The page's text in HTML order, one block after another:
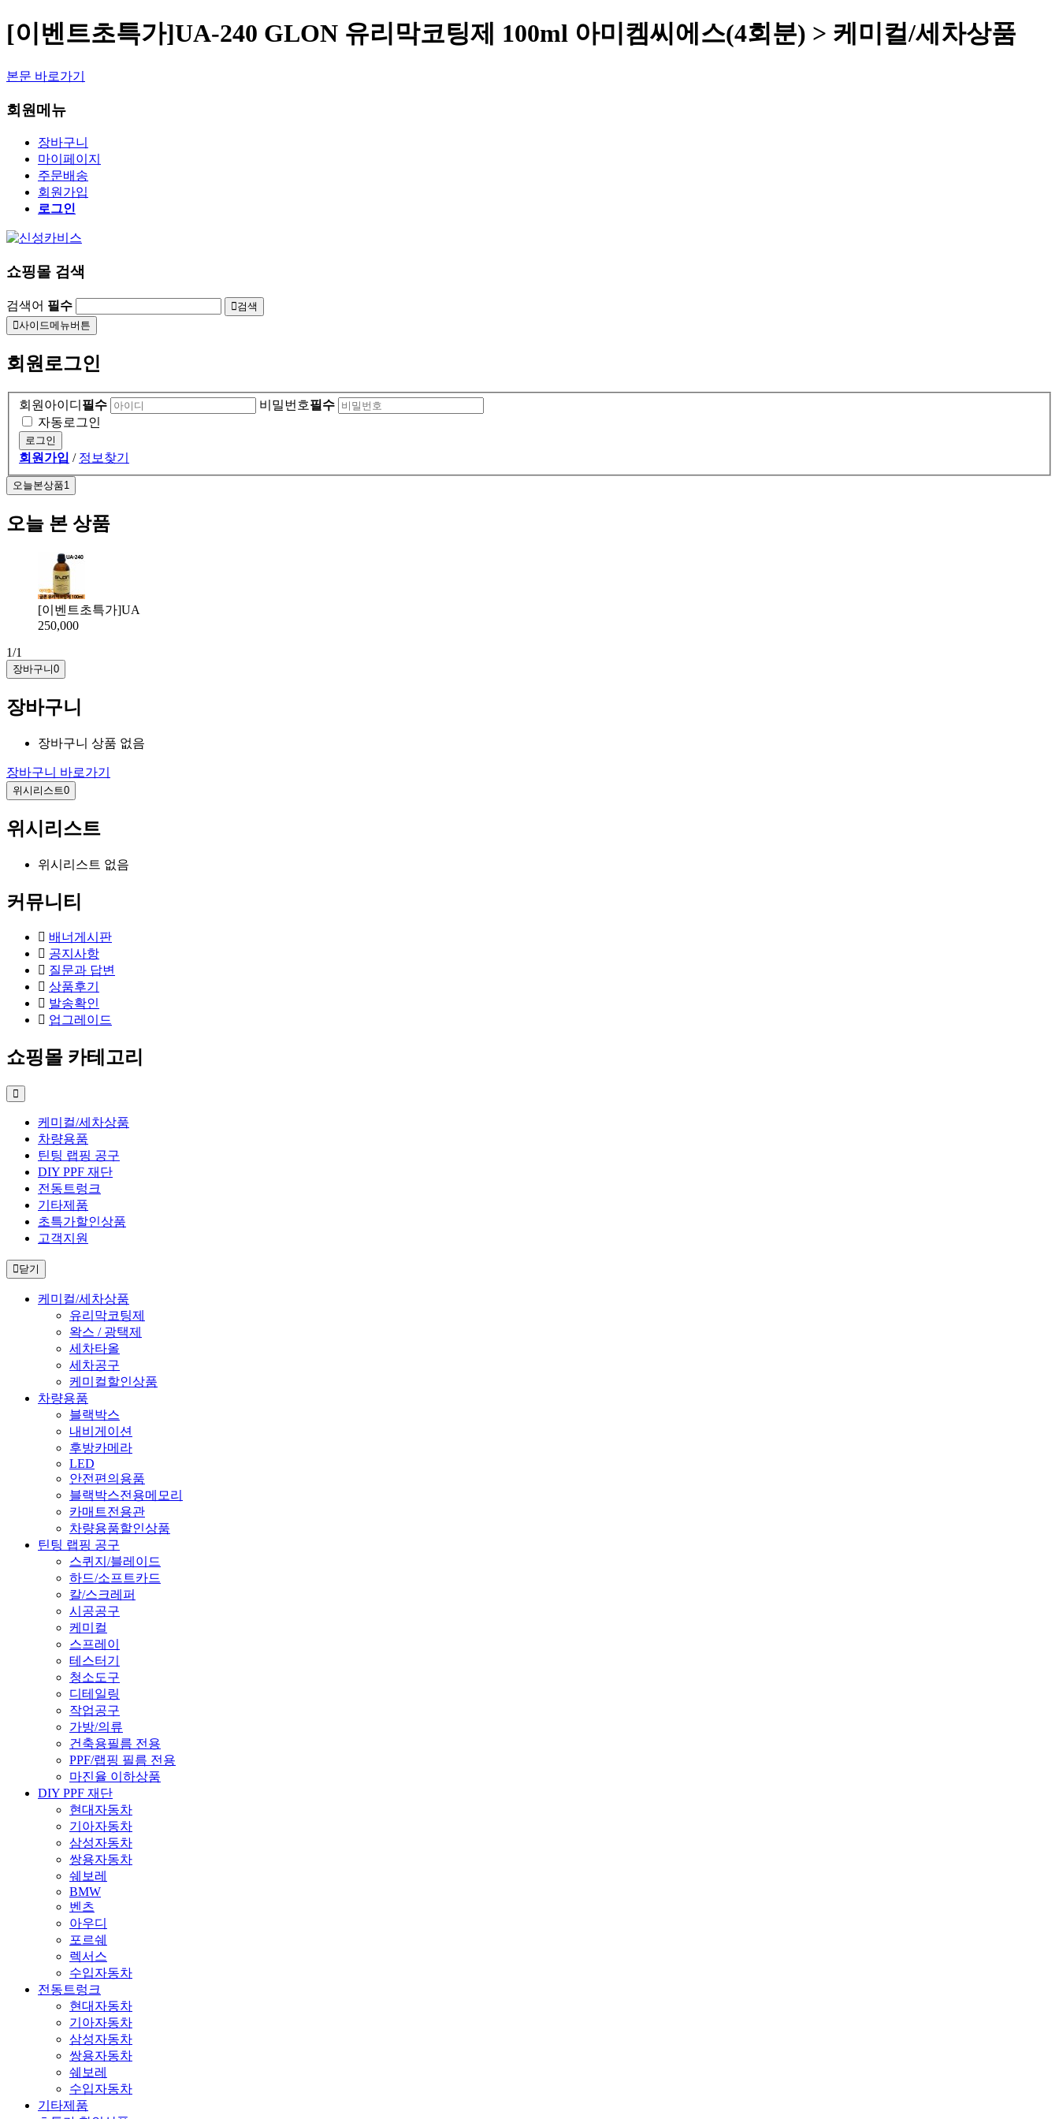
[이벤트초특가]UA-240 GLON 유리막코팅제 100ml 아미켐씨에스(4회분) > 케미컬/세차상품
본문 바로가기
회원메뉴
장바구니
마이페이지
주문배송
회원가입
로그인
쇼핑몰 검색
검색어 필수
검색
사이드메뉴버튼
회원로그인
회원아이디 필수 비밀번호필수
자동로그인
회원가입 / 정보찾기
오늘본상품1
오늘 본 상품
[이벤트초특가]UA
250,000
1/1
장바구니0
장바구니
장바구니 상품 없음
장바구니 바로가기
위시리스트0
위시리스트
위시리스트 없음
커뮤니티
배너게시판
공지사항
질문과 답변
상품후기
발송확인
업그레이드
쇼핑몰 카테고리
케미컬/세차상품
차량용품
틴팅 랩핑 공구
DIY PPF 재단
전동트렁크
기타제품
초특가할인상품
고객지원
닫기
케미컬/세차상품
유리막코팅제
왁스 / 광택제
세차타올
세차공구
케미컬할인상품
차량용품
블랙박스
내비게이션
후방카메라
LED
안전편의용품
블랙박스전용메모리
카매트전용관
차량용품할인상품
틴팅 랩핑 공구
스퀴지/블레이드
하드/소프트카드
칼/스크레퍼
시공공구
케미컬
스프레이
테스터기
청소도구
디테일링
작업공구
가방/의류
건축용필름 전용
PPF/랩핑 필름 전용
마진율 이하상품
DIY PPF 재단
현대자동차
기아자동차
삼성자동차
쌍용자동차
쉐보레
BMW
벤츠
아우디
포르쉐
렉서스
수입자동차
전동트렁크
현대자동차
기아자동차
삼성자동차
쌍용자동차
쉐보레
수입자동차
기타제품